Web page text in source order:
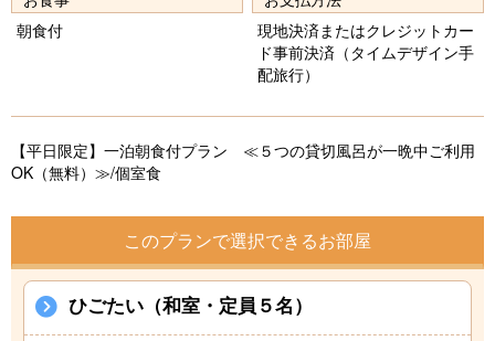
vi
o
s
xt
朝食付
現地決済またはクレジットカー
ド事前決済（タイムデザイン手
配旅行）
【平日限定】一泊朝食付プラン ≪５つの貸切風呂が一晩中ご利用
OK（無料）≫/個室食
このプランで選択できるお部屋
ひごたい（和室・定員５名）